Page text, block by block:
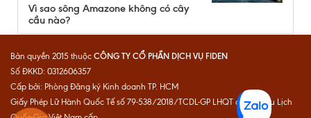
Vì sao sông Amazone không có cây
cầu nào?
Bản quyền 2015 thuộc CÔNG TY CỔ PHẦN DỊCH VỤ FIDEN
Số ĐKKD: 0312606357
Cấp bởi: Phòng Đăng ký Kinh doanh TP. HCM
Giấy Phép Lữ Hành Quốc Tế số 79-538/2018/TCDL-GP LHQT do Cục Du Lịch